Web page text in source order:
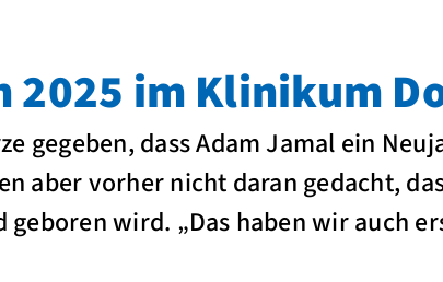
2025 im Klinikum
gegeben, dass Adam Jamal ein
aber vorher nicht daran gedacht,
wird. „Das haben wir auch